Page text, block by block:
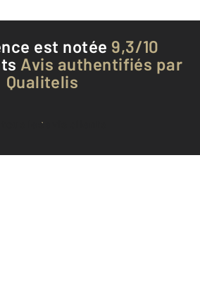
est notée 9,3/10
Avis authentifiés par
Qualitelis
tous les avis clients